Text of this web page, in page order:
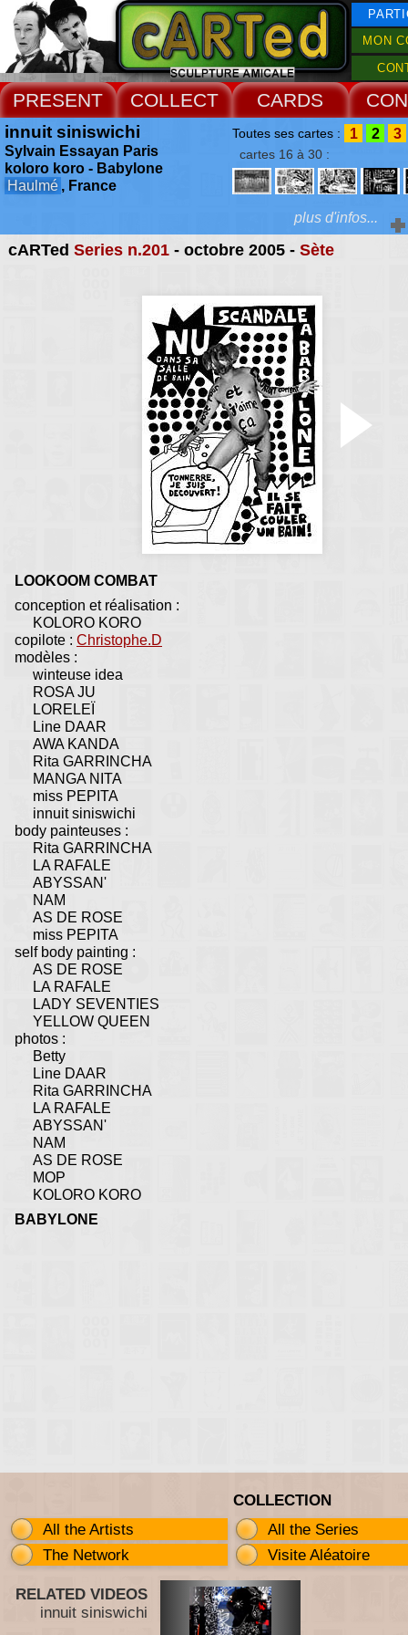
MON
PRESENT COLLECT CARDS
cARTed Series n.201- octobre 2005 - Sète
LOOKOOM COMBAT
conception et réalisation :
KOLORO KORO
copilote : Christophe.D
modèles :
winteuse idea
ROSA JU
LORELEÏ
Line DAAR
AWA KANDA
Rita GARRINCHA
MANGA NITA
miss PEPITA
innuit siniswichi
body painteuses :
Rita GARRINCHA
LA RAFALE
ABYSSAN'
NAM
AS DE ROSE
miss PEPITA
self body painting :
AS DE ROSE
LA RAFALE
LADY SEVENTIES
YELLOW QUEEN
photos :
Betty
Line DAAR
Rita GARRINCHA
LA RAFALE
ABYSSAN'
NAM
AS DE ROSE
MOP
KOLORO KORO
BABYLONE
innuit siniswichi
Sylvain Essayan Paris
koloro koro - Babylone
Haulmé , France
Toutes ses cartes : 1 2 3
cartes 16 à 30 :
Extras :
Charleville Mézières 2004
COLLECTION
All the Artists
All the Series
The Network
Visite Aléatoire
RELATED VIDEOS
innuit siniswichi
plus d'infos...